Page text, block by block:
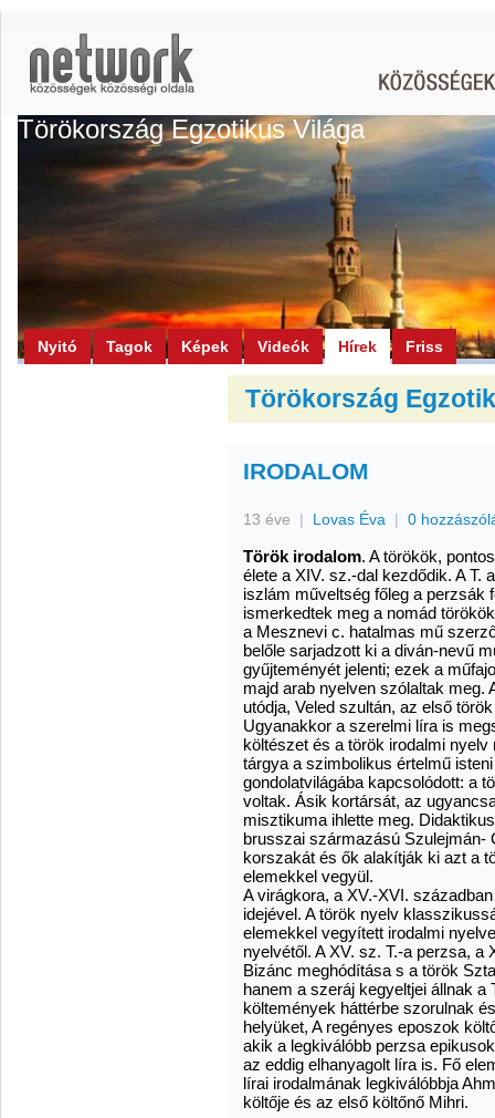
Törökország Egzotikus Világa
Nyitó Tagok Képek Videók Hírek Friss
Törökország
IRODALOM
13 éve | Lovas Éva | 0
Török irodalom. A törökök,
élete a XIV. sz.-dal kezdődik. A T.
iszlám műveltség főleg a perzsák
ismerkedtek meg a nomád
a Mesznevi c. hatalmas mű
belőle sarjadzott ki a diván-nevű
gyűjteményét jelenti; ezek a
majd arab nyelven szólaltak meg.
utódja, Veled szultán, az első
Ugyanakkor a szerelmi líra is
költészet és a török irodalmi
tárgya a szimbolikus értelmű
gondolatvilágába kapcsolódott: a
voltak. Ásik kortársát, az
misztikuma ihlette meg.
brusszai származású Szulejmán-
korszakát és ők alakítják ki azt a
elemekkel vegyül.
A virágkora, a XV.-XVI.
idejével. A török nyelv
elemekkel vegyített irodalmi
nyelvétől. A XV. sz. T.-a perzsa, a
Bizánc meghódítása s a török
hanem a szeráj kegyeltjei állnak a
költemények háttérbe szorulnak
helyüket, A regényes eposzok
akik a legkiválóbb perzsa
az eddig elhanyagolt líra is. Fő
lírai irodalmának legkiválóbbja
költője és az első költőnő Mihri.